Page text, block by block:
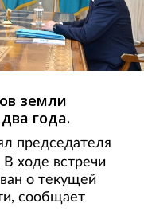
земли
года.
председателя
В ходе встречи
о текущей
сообщает